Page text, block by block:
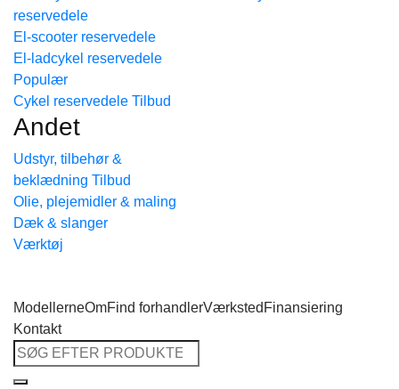
reservedele
El-scooter reservedele
El-ladcykel reservedele
Cykel reservedele
Andet
Udstyr, tilbehør &
beklædning
Olie, plejemidler & maling
Dæk & slanger
Værktøj
ModellerneOmFind forhandlerVærksted Finansiering
Kontakt
Søg
efter: